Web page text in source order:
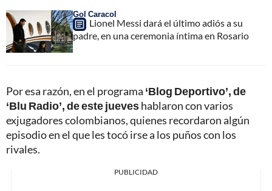
Gol Caracol
Lionel Messi dará el último adiós a su
padre, en una ceremonia íntima en Rosario
Por esa razón, en el programa ‘Blog Deportivo’, de
‘Blu Radio’, de este jueveshablaron con varios
exjugadores colombianos, quienes recordaron algún
episodio en el que les tocó irse a los puños con los
rivales.
PUBLICIDAD